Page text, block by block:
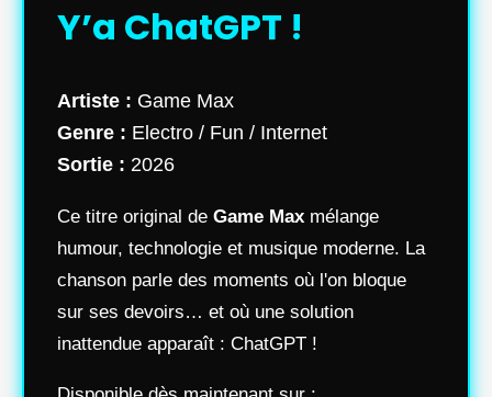
Y’a ChatGPT !
Artiste : Game Max
Genre : Electro / Fun / Internet
Sortie : 2026
Ce titre original de Game Max mélange
humour, technologie et musique moderne. La
chanson parle des moments où l'on bloque
sur ses devoirs… et où une solution
inattendue apparaît : ChatGPT !